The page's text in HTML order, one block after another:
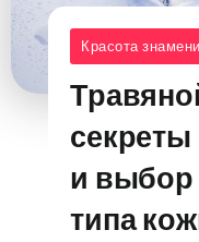
Красота
секреты
и выбор
типа